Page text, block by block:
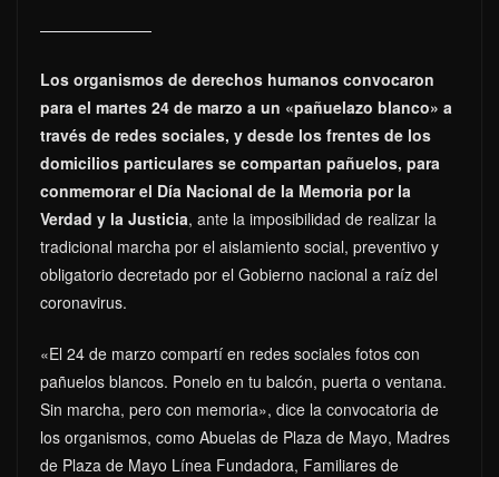
Los organismos de derechos humanos convocaron
para el martes 24 de marzo a un «pañuelazo blanco» a
través de redes sociales, y desde los frentes de los
domicilios particulares se compartan pañuelos, para
conmemorar el Día Nacional de la Memoria por la
Verdad y la Justicia, ante la imposibilidad de realizar la
tradicional marcha por el aislamiento social, preventivo y
obligatorio decretado por el Gobierno nacional a raíz del
coronavirus.
«El 24 de marzo compartí en redes sociales fotos con
pañuelos blancos. Ponelo en tu balcón, puerta o ventana.
Sin marcha, pero con memoria», dice la convocatoria de
los organismos, como Abuelas de Plaza de Mayo, Madres
de Plaza de Mayo Línea Fundadora, Familiares de